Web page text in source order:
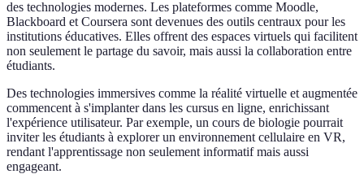
des technologies modernes. Les plateformes comme Moodle,
Blackboard et Coursera sont devenues des outils centraux pour les
institutions éducatives. Elles offrent des espaces virtuels qui facilitent
non seulement le partage du savoir, mais aussi la collaboration entre
étudiants.
Des technologies immersives comme la réalité virtuelle et augmentée
commencent à s'implanter dans les cursus en ligne, enrichissant
l'expérience utilisateur. Par exemple, un cours de biologie pourrait
inviter les étudiants à explorer un environnement cellulaire en VR,
rendant l'apprentissage non seulement informatif mais aussi
engageant.